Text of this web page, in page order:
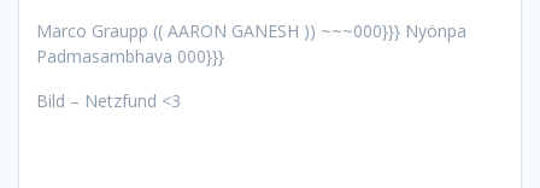
Marco Graupp (( AARON GANESH )) ~~~000}}} Nyönpa
Padmasambhava 000}}}
Bild – Netzfund <3